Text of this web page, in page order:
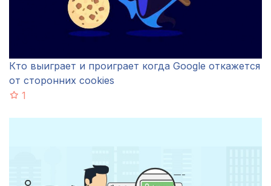
Кто выиграет и проиграет когда Google откажется
от сторонних cookies
1